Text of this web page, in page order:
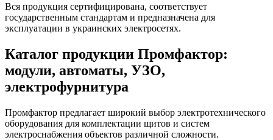
Вся продукция сертифицирована, соответствует
государственным стандартам и предназначена для
эксплуатации в украинских электросетях.
Каталог продукции Промфактор:
модули, автоматы, УЗО,
электрофурнитура
Промфактор предлагает широкий выбор электротехнического
оборудования для комплектации щитов и систем
электроснабжения объектов различной сложности.